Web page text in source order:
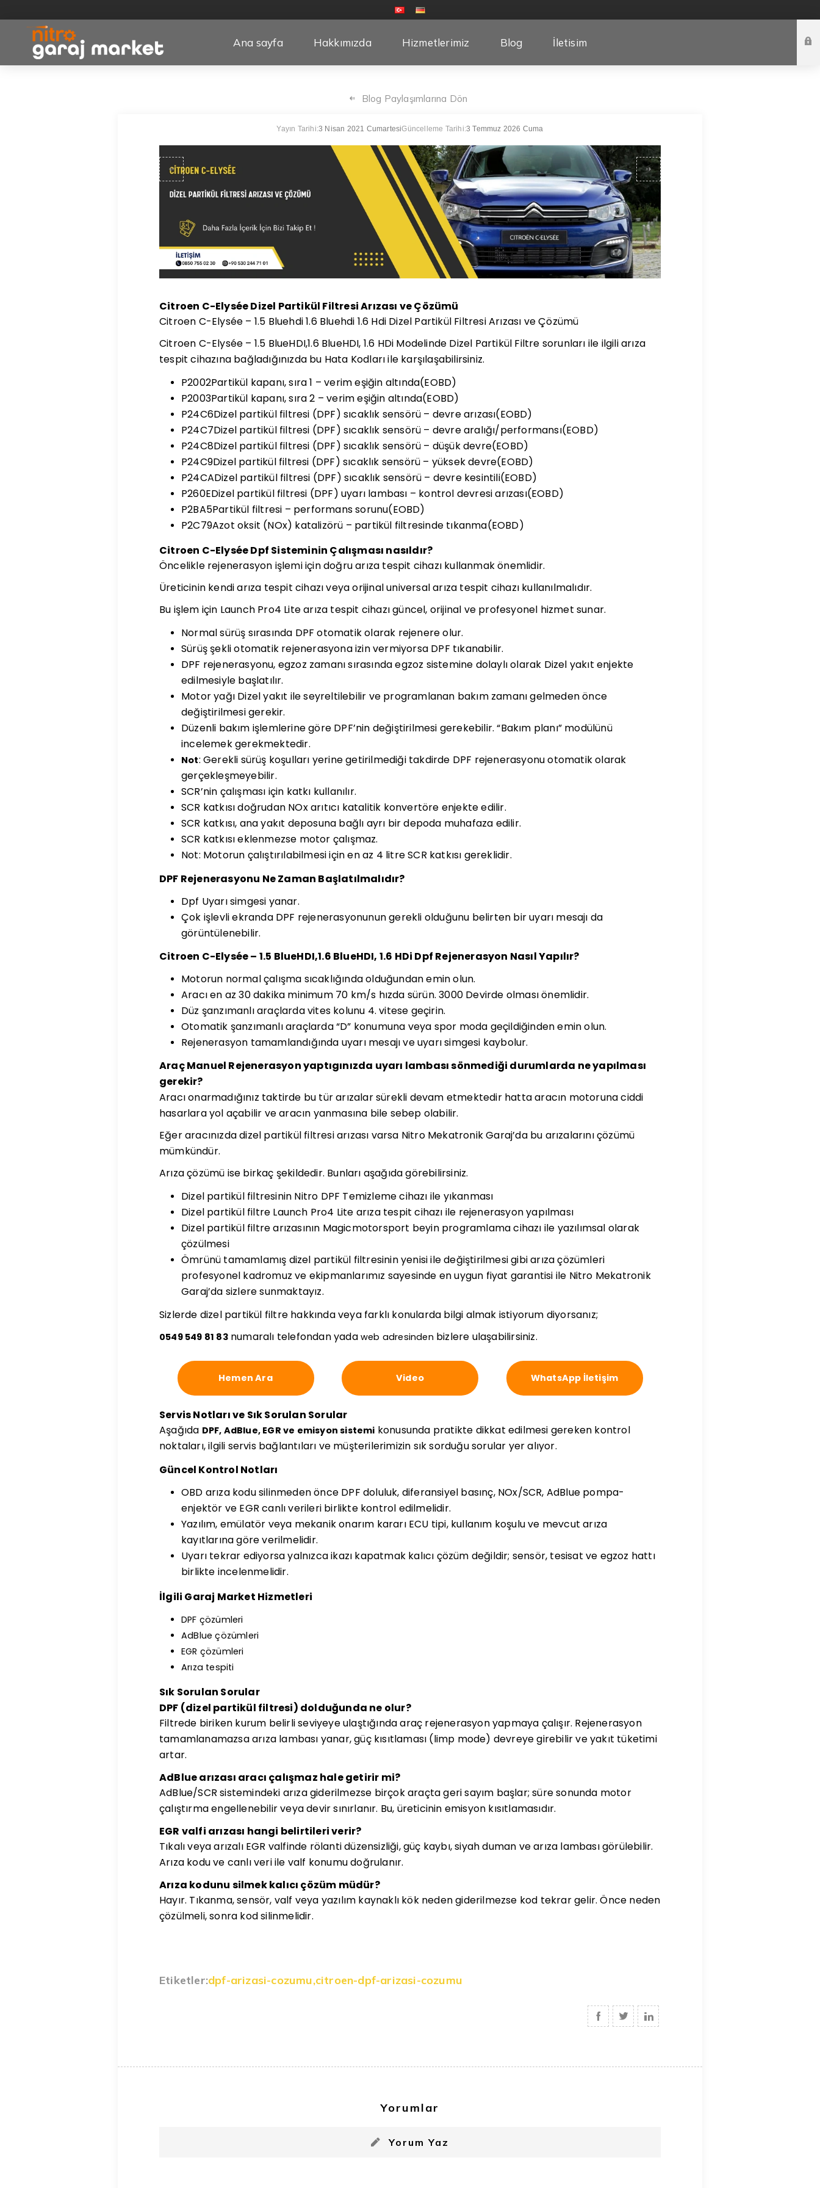
Ana sayfa Hakkımızda Hizmetlerimiz Blog İletisim
Blog Paylaşımlarına Dön
Yayın Tarihi:3 Nisan 2021 CumartesiGüncelleme Tarihi:3 Temmuz 2026 Cuma
Citroen C-Elysée Dizel Partikül Filtresi Arızası ve Çözümü
Citroen C-Elysée – 1.5 Bluehdi 1.6 Bluehdi 1.6 Hdi Dizel Partikül Filtresi Arızası ve Çözümü
Citroen C-Elysée – 1.5 BlueHDI,1.6 BlueHDI, 1.6 HDi Modelinde Dizel Partikül Filtre sorunları ile ilgili arıza
tespit cihazına bağladığınızda bu Hata Kodları ile karşılaşabilirsiniz.
P2002Partikül kapanı, sıra 1 – verim eşiğin altında(EOBD)
P2003Partikül kapanı, sıra 2 – verim eşiğin altında(EOBD)
P24C6Dizel partikül filtresi (DPF) sıcaklık sensörü – devre arızası(EOBD)
P24C7Dizel partikül filtresi (DPF) sıcaklık sensörü – devre aralığı/performansı(EOBD)
P24C8Dizel partikül filtresi (DPF) sıcaklık sensörü – düşük devre(EOBD)
P24C9Dizel partikül filtresi (DPF) sıcaklık sensörü – yüksek devre(EOBD)
P24CADizel partikül filtresi (DPF) sıcaklık sensörü – devre kesintili(EOBD)
P260EDizel partikül filtresi (DPF) uyarı lambası – kontrol devresi arızası(EOBD)
P2BA5Partikül filtresi – performans sorunu(EOBD)
P2C79Azot oksit (NOx) katalizörü – partikül filtresinde tıkanma(EOBD)
Citroen C-Elysée Dpf Sisteminin Çalışması nasıldır?
Öncelikle rejenerasyon işlemi için doğru arıza tespit cihazı kullanmak önemlidir.
Üreticinin kendi arıza tespit cihazı veya orijinal universal arıza tespit cihazı kullanılmalıdır.
Bu işlem için Launch Pro4 Lite arıza tespit cihazı güncel, orijinal ve profesyonel hizmet sunar.
Normal sürüş sırasında DPF otomatik olarak rejenere olur.
Sürüş şekli otomatik rejenerasyona izin vermiyorsa DPF tıkanabilir.
DPF rejenerasyonu, egzoz zamanı sırasında egzoz sistemine dolaylı olarak Dizel yakıt enjekte
edilmesiyle başlatılır.
Motor yağı Dizel yakıt ile seyreltilebilir ve programlanan bakım zamanı gelmeden önce
değiştirilmesi gerekir.
Düzenli bakım işlemlerine göre DPF’nin değiştirilmesi gerekebilir. “Bakım planı” modülünü
incelemek gerekmektedir.
Not: Gerekli sürüş koşulları yerine getirilmediği takdirde DPF rejenerasyonu otomatik olarak
gerçekleşmeyebilir.
SCR’nin çalışması için katkı kullanılır.
SCR katkısı doğrudan NOx arıtıcı katalitik konvertöre enjekte edilir.
SCR katkısı, ana yakıt deposuna bağlı ayrı bir depoda muhafaza edilir.
SCR katkısı eklenmezse motor çalışmaz.
Not: Motorun çalıştırılabilmesi için en az 4 litre SCR katkısı gereklidir.
DPF Rejenerasyonu Ne Zaman Başlatılmalıdır?
Dpf Uyarı simgesi yanar.
Çok işlevli ekranda DPF rejenerasyonunun gerekli olduğunu belirten bir uyarı mesajı da
görüntülenebilir.
Citroen C-Elysée – 1.5 BlueHDI,1.6 BlueHDI, 1.6 HDi Dpf Rejenerasyon Nasıl Yapılır?
Motorun normal çalışma sıcaklığında olduğundan emin olun.
Aracı en az 30 dakika minimum 70 km/s hızda sürün. 3000 Devirde olması önemlidir.
Düz şanzımanlı araçlarda vites kolunu 4. vitese geçirin.
Otomatik şanzımanlı araçlarda “D” konumuna veya spor moda geçildiğinden emin olun.
Rejenerasyon tamamlandığında uyarı mesajı ve uyarı simgesi kaybolur.
Araç Manuel Rejenerasyon yaptıgınızda uyarı lambası sönmediği durumlarda ne yapılması
gerekir?
Aracı onarmadığınız taktirde bu tür arızalar sürekli devam etmektedir hatta aracın motoruna ciddi
hasarlara yol açabilir ve aracın yanmasına bile sebep olabilir.
Eğer aracınızda dizel partikül filtresi arızası varsa Nitro Mekatronik Garaj’da bu arızalarını çözümü
mümkündür.
Arıza çözümü ise birkaç şekildedir. Bunları aşağıda görebilirsiniz.
Dizel partikül filtresinin Nitro DPF Temizleme cihazı ile yıkanması
Dizel partikül filtre Launch Pro4 Lite arıza tespit cihazı ile rejenerasyon yapılması
Dizel partikül filtre arızasının Magicmotorsport beyin programlama cihazı ile yazılımsal olarak
çözülmesi
Ömrünü tamamlamış dizel partikül filtresinin yenisi ile değiştirilmesi gibi arıza çözümleri
profesyonel kadromuz ve ekipmanlarımız sayesinde en uygun fiyat garantisi ile Nitro Mekatronik
Garaj’da sizlere sunmaktayız.
Sizlerde dizel partikül filtre hakkında veya farklı konularda bilgi almak istiyorum diyorsanız;
0549 549 81 83numaralı telefondan yadaweb adresinden bizlere ulaşabilirsiniz.
Hemen Ara Video WhatsApp İletişim
Servis Notları ve Sık Sorulan Sorular
Aşağıda DPF, AdBlue, EGR ve emisyon sistemi konusunda pratikte dikkat edilmesi gereken kontrol
noktaları, ilgili servis bağlantıları ve müşterilerimizin sık sorduğu sorular yer alıyor.
Güncel Kontrol Notları
OBD arıza kodu silinmeden önce DPF doluluk, diferansiyel basınç, NOx/SCR, AdBlue pompa-
enjektör ve EGR canlı verileri birlikte kontrol edilmelidir.
Yazılım, emülatör veya mekanik onarım kararı ECU tipi, kullanım koşulu ve mevcut arıza
kayıtlarına göre verilmelidir.
Uyarı tekrar ediyorsa yalnızca ikazı kapatmak kalıcı çözüm değildir; sensör, tesisat ve egzoz hattı
birlikte incelenmelidir.
İlgili Garaj Market Hizmetleri
DPF çözümleri
AdBlue çözümleri
EGR çözümleri
Arıza tespiti
Sık Sorulan Sorular
DPF (dizel partikül filtresi) dolduğunda ne olur?
Filtrede biriken kurum belirli seviyeye ulaştığında araç rejenerasyon yapmaya çalışır. Rejenerasyon
tamamlanamazsa arıza lambası yanar, güç kısıtlaması (limp mode) devreye girebilir ve yakıt tüketimi
artar.
AdBlue arızası aracı çalışmaz hale getirir mi?
AdBlue/SCR sistemindeki arıza giderilmezse birçok araçta geri sayım başlar; süre sonunda motor
çalıştırma engellenebilir veya devir sınırlanır. Bu, üreticinin emisyon kısıtlamasıdır.
EGR valfi arızası hangi belirtileri verir?
Tıkalı veya arızalı EGR valfinde rölanti düzensizliği, güç kaybı, siyah duman ve arıza lambası görülebilir.
Arıza kodu ve canlı veri ile valf konumu doğrulanır.
Arıza kodunu silmek kalıcı çözüm müdür?
Hayır. Tıkanma, sensör, valf veya yazılım kaynaklı kök neden giderilmezse kod tekrar gelir. Önce neden
çözülmeli, sonra kod silinmelidir.
Etiketler:dpf-arizasi-cozumu,citroen-dpf-arizasi-cozumu
Yorumlar
Yorum Yaz